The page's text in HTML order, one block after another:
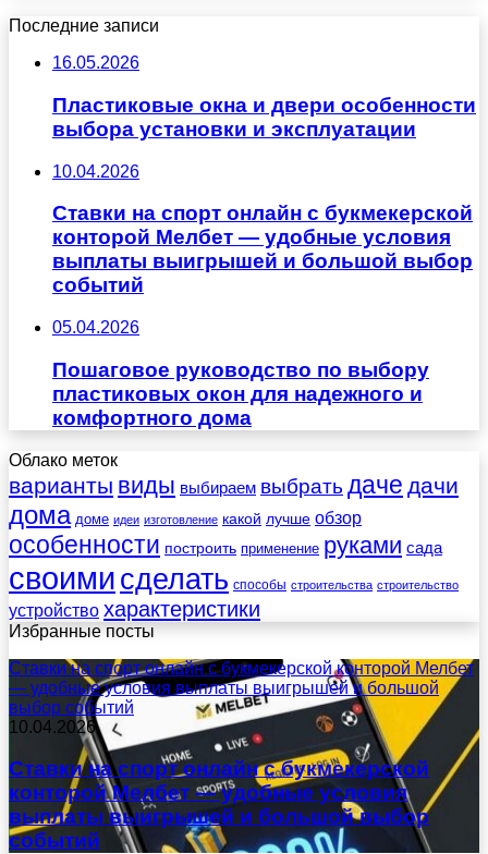
Последние записи
16.05.2026
Пластиковые окна и двери особенности
выбора установки и эксплуатации
10.04.2026
Ставки на спорт онлайн с букмекерской
конторой Мелбет — удобные условия
выплаты выигрышей и большой выбор
событий
05.04.2026
Пошаговое руководство по выбору
пластиковых окон для надежного и
комфортного дома
Облако меток
варианты виды выбираем выбрать даче дачи
дома доме идеи изготовление какой лучше обзор
особенности построить применение руками сада
своими сделать способы строительства строительство
устройство характеристики
Избранные посты
Ставки на спорт онлайн с букмекерской конторой Мелбет
— удобные условия выплаты выигрышей и большой
выбор событий
10.04.2026
Ставки на спорт онлайн с букмекерской
конторой Мелбет — удобные условия
выплаты выигрышей и большой выбор
событий